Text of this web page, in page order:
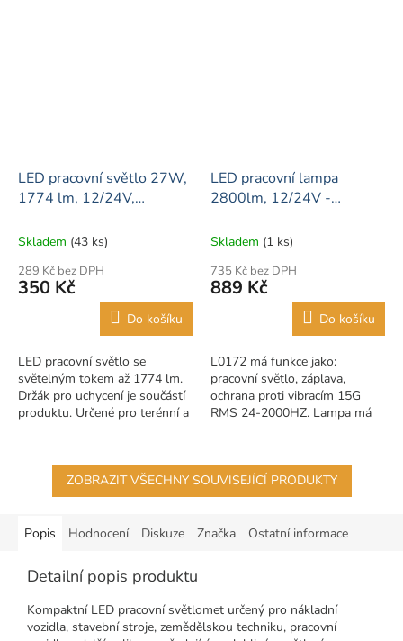
LED pracovní světlo 27W,
1774 lm, 12/24V,
Skladem (43 ks)
289 Kč bez DPH
350 Kč
Do košíku
LED pracovní světlo se
světelným tokem až 1774 lm.
Držák pro uchycení je součástí
produktu. Určené pro terénní a
LED pracovní lampa
2800lm, 12/24V -
Skladem (1 ks)
735 Kč bez DPH
889 Kč
Do košíku
L0172 má funkce jako:
pracovní světlo, záplava,
ochrana proti vibracím 15G
RMS 24-2000HZ. Lampa má
Lampa je...
ZOBRAZIT VŠECHNY SOUVISEJÍCÍ PRODUKTY
Popis Hodnocení Diskuze Značka Ostatní informace
Detailní popis produktu
Kompaktní LED pracovní světlomet určený pro nákladní
vozidla, stavební stroje, zemědělskou techniku, pracovní